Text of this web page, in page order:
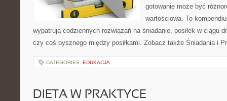
gotowanie może być
wartościowa. To
wypatrują codziennych rozwiązań na śniadanie, posiłek w ciągu
czy coś pysznego między posiłkami. Zobacz także Śniadania i
CATEGORIES: EDUKACJA
DIETA W PRAKTYCE